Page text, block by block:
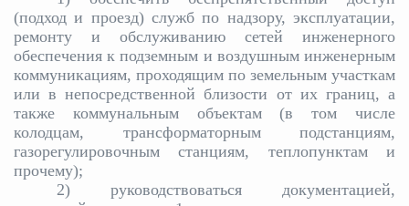
(подход и проезд) служб по надзору, эксплуатации,
ремонту и обслуживанию сетей инженерного
обеспечения к подземным и воздушным инженерным
коммуникациям, проходящим по земельным участкам
или в непосредственной близости от их границ, а
также коммунальным объектам (в том числе
колодцам, трансформаторным подстанциям,
газорегулировочным станциям, теплопунктам и
прочему);
2) руководствоваться документацией,